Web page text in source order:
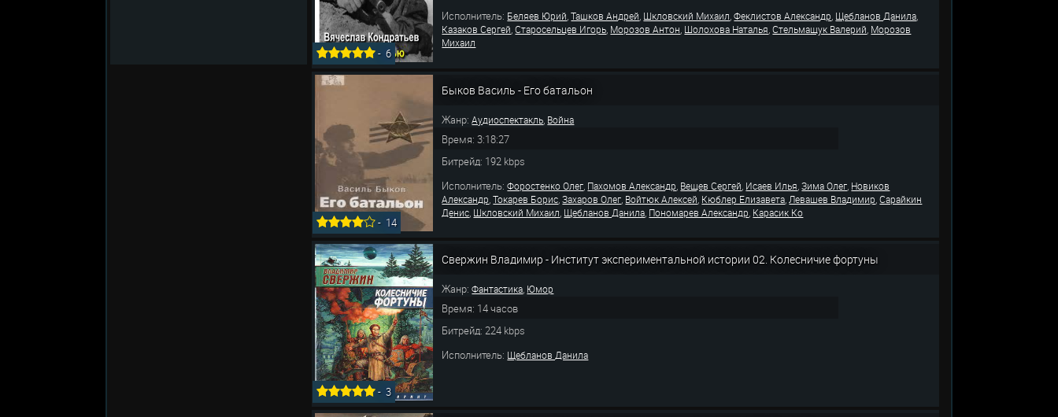
-6
Исполнитель: Беляев Юрий,Ташков Андрей, Шкловский Михаил,Феклистов Александр, Щебланов Данила,
Казаков Сергей,Старосельцев Игорь, Морозов Антон, Шолохова Наталья,Стельмащук Валерий, Морозов
Михаил
- 14
Быков Василь - Его батальон
Жанр:Аудиоспектакль Война
Время: 3:18:27
Битрейд: 192 kbps
Исполнитель:Форостенко Олег Пахомов Александр Вещев Сергей Исаев Илья ,Зима Олег Новиков
Александр ,Токарев Борис ,Захаров Олег Войтюк Алексей Кюблер Елизавета Левашев Владимир ,Сарайкин
Денис Шкловский Михаил Щебланов Данила Пономарев Александр Карасик Ко
-3
Свержин Владимир - Институт экспериментальной истории 02. Колесничие фортуны
Жанр:Фантастика, Юмор
Время: 14 часов
Битрейд: 224 kbps
Исполнитель: Щебланов Данила